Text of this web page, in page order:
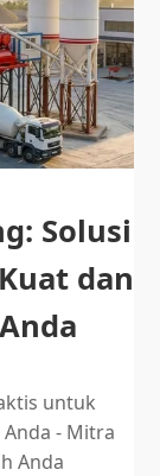
Solusi
dan
untuk
- Mitra
Anda